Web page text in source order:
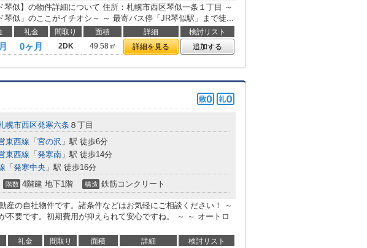
琴似】の物件詳細について 住所：札幌市西区琴似一条１丁目 ～
琴似」のここがイチオシ～ ～ 最寄バス停「JR琴似駅」まで徒...
礼金 間取り 面積 詳細
検討リスト
0ヶ月 2DK 49.58㎡ 詳細を見る 追加する
幌市西区発寒六条 ８丁目
東西線 「 宮の沢 」駅 徒歩6分
東西線 「 発寒南 」駅 徒歩14分
「 発寒中央 」駅 徒歩16分
階数 4階建 地下1階 構造 鉄筋コンクリート
産の自社物件です。諸条件などはお気軽にご相談ください！ ～
不要です。初期費用が抑えられて安心ですね。 ～ ～ オートロ
礼金 間取り 面積 詳細
検討リスト